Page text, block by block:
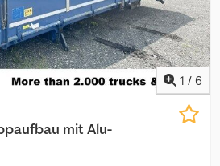
van! A tartozékokkal kapcsolatos
a változtatások, a köztes értékesítés
1 / 6
mit Alu-